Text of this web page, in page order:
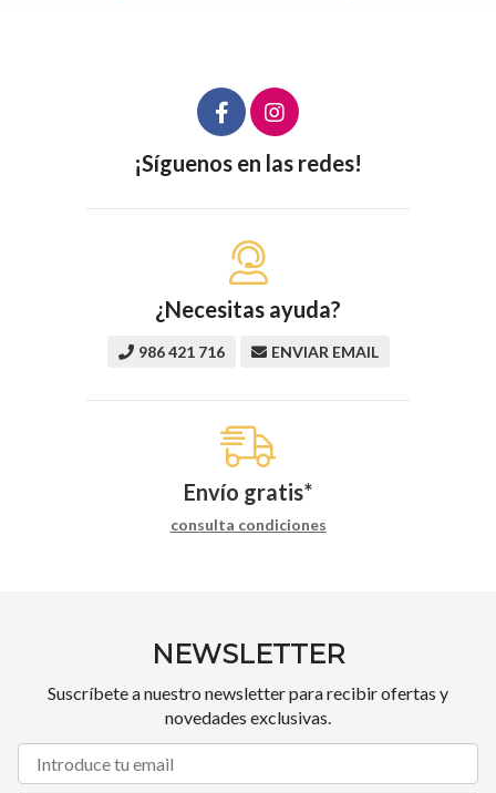
¡Síguenos en las redes!
¿Necesitas ayuda?
986 421 716 ENVIAR EMAIL
Envío gratis*
consulta condiciones
NEWSLETTER
Suscríbete a nuestro newsletter para recibir ofertas y
novedades exclusivas.